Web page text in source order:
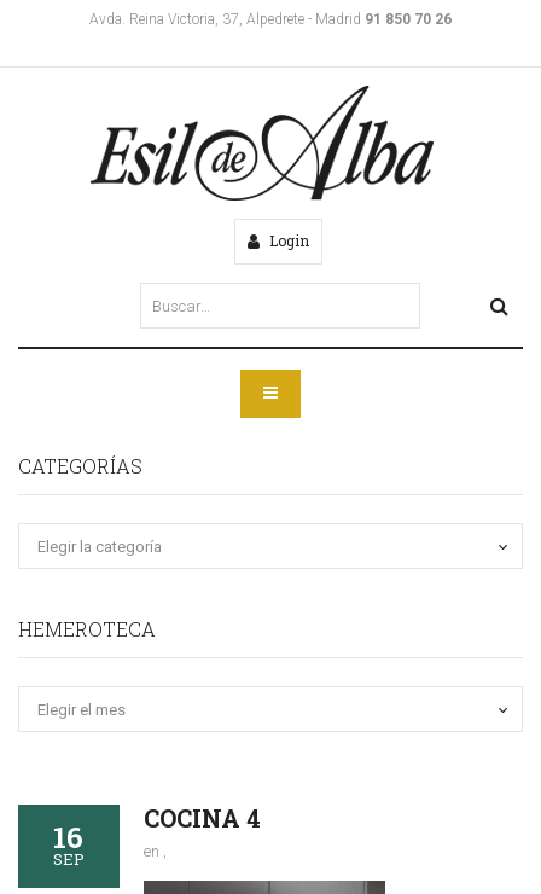
Avda. Reina Victoria, 37, Alpedrete - Madrid 91 850 70 26
Login
CATEGORÍAS
HEMEROTECA
16
SEP
COCINA 4
en ,